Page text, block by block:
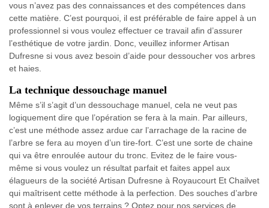
vous n’avez pas des connaissances et des compétences dans
cette matière. C’est pourquoi, il est préférable de faire appel à un
professionnel si vous voulez effectuer ce travail afin d’assurer
l’esthétique de votre jardin. Donc, veuillez informer Artisan
Dufresne si vous avez besoin d’aide pour dessoucher vos arbres
et haies.
La technique dessouchage manuel
Même s’il s’agit d’un dessouchage manuel, cela ne veut pas
logiquement dire que l’opération se fera à la main. Par ailleurs,
c’est une méthode assez ardue car l’arrachage de la racine de
l’arbre se fera au moyen d’un tire-fort. C’est une sorte de chaine
qui va être enroulée autour du tronc. Evitez de le faire vous-
même si vous voulez un résultat parfait et faites appel aux
élagueurs de la société Artisan Dufresne à Royaucourt Et Chailvet
qui maîtrisent cette méthode à la perfection. Des souches d’arbre
sont à enlever de vos terrains ? Optez pour nos services de